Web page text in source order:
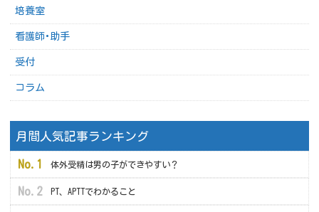
培養室
看護師･助手
受付
コラム
月間人気記事ランキング
体外受精は男の子ができやすい？
PT、APTTでわかること